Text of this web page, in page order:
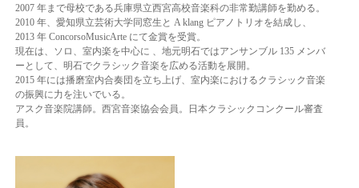
2007 年まで母校である兵庫県立西宮高校音楽科の非常勤講師を勤める。
2010 年、愛知県立芸術大学同窓生と A klang ピアノトリオを結成し、
2013 年 ConcorsoMusicArte にて金賞を受賞。
現在は、ソロ、室内楽を中心に 、地元明石ではアンサンブル 135 メンバ
ーとして、明石でクラシック音楽を広める活動を展開。
2015 年には播磨室内合奏団を立ち上げ、室内楽におけるクラシック音楽
の振興に力を注いでいる。
アスク音楽院講師。西宮音楽協会会員。日本クラシックコンクール審査
員。